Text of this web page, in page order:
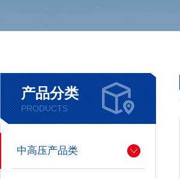
产品分类
PRODUCTS
中高压产品类